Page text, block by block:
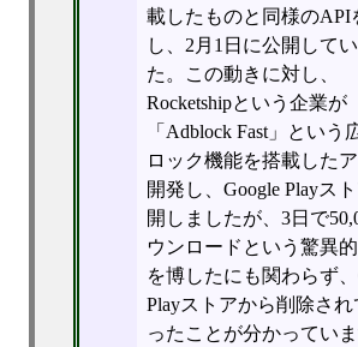
載したものと同様のAPI
し、2月1日に公開して
た。この動きに対し、
Rocketshipという企業が
「Adblock Fast」という
ロック機能を搭載した
開発し、Google Playス
開しましたが、3日で
ウンロードという驚異
を博したにも関わらず
Playストアから削除され
ったことが分かっていま